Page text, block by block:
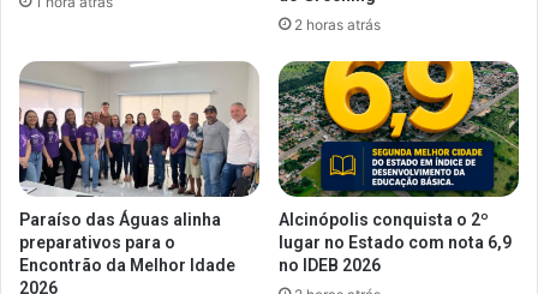
2 horas atrás
Paraíso das Águas alinha
preparativos para o
Encontrão da Melhor Idade
2026
Alcinópolis conquista o 2º
lugar no Estado com nota 6,9
no IDEB 2026